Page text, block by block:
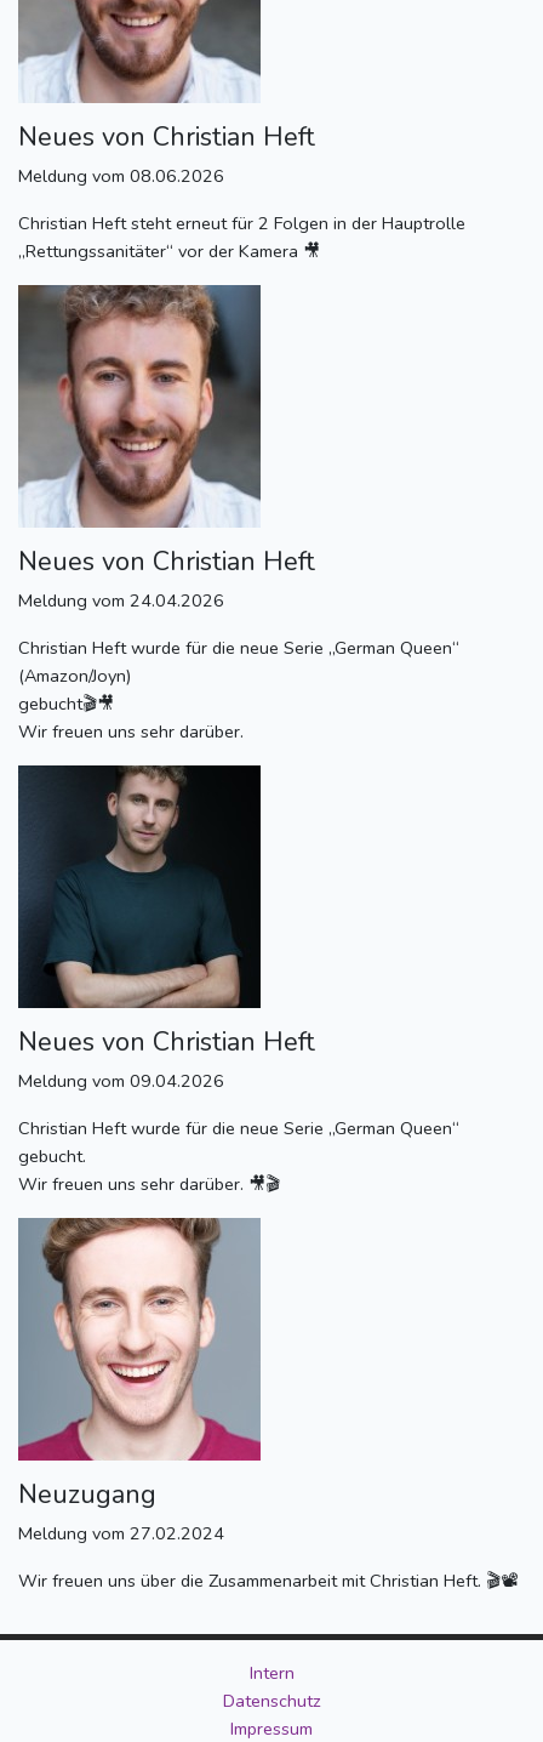
Neues von Christian Heft
Meldung vom 08.06.2026
Christian Heft steht erneut für 2 Folgen in der Hauptrolle
„Rettungssanitäter“ vor der Kamera 🎥
Neues von Christian Heft
Meldung vom 24.04.2026
Christian Heft wurde für die neue Serie „German Queen“
(Amazon/Joyn)
gebucht🎬🎥
Wir freuen uns sehr darüber.
Neues von Christian Heft
Meldung vom 09.04.2026
Christian Heft wurde für die neue Serie „German Queen“
gebucht.
Wir freuen uns sehr darüber. 🎥🎬
Neuzugang
Meldung vom 27.02.2024
Wir freuen uns über die Zusammenarbeit mit Christian Heft. 🎬📽
Intern
Datenschutz
Impressum